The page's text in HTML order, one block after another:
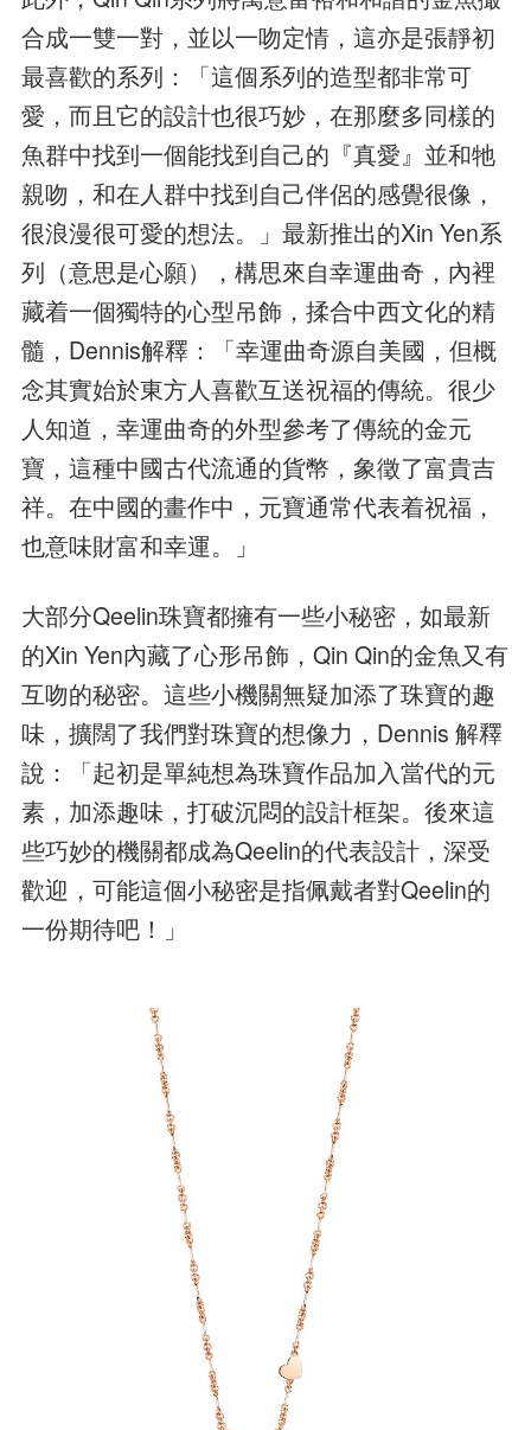
合成一雙一對，並以一吻定情，這亦是張靜初
最喜歡的系列：「這個系列的造型都非常可
愛，而且它的設計也很巧妙，在那麼多同樣的
魚群中找到一個能找到自己的『真愛』並和牠
親吻，和在人群中找到自己伴侶的感覺很像，
很浪漫很可愛的想法。」最新推出的Xin Yen系
列（意思是心願），構思來自幸運曲奇，內裡
藏着一個獨特的心型吊飾，揉合中西文化的精
髓，Dennis解釋：「幸運曲奇源自美國，但概
念其實始於東方人喜歡互送祝福的傳統。很少
人知道，幸運曲奇的外型參考了傳統的金元
寶，這種中國古代流通的貨幣，象徵了富貴吉
祥。在中國的畫作中，元寶通常代表着祝福，
也意味財富和幸運。」
大部分Qeelin珠寶都擁有一些小秘密，如最新
的Xin Yen內藏了心形吊飾，Qin Qin的金魚又有
互吻的秘密。這些小機關無疑加添了珠寶的趣
味，擴闊了我們對珠寶的想像力，Dennis 解釋
說：「起初是單純想為珠寶作品加入當代的元
素，加添趣味，打破沉悶的設計框架。後來這
些巧妙的機關都成為Qeelin的代表設計，深受
歡迎，可能這個小秘密是指佩戴者對Qeelin的
一份期待吧！」